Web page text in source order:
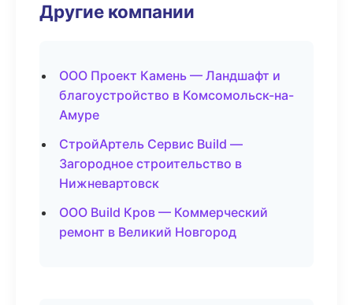
Другие компании
ООО Проект Камень — Ландшафт и
благоустройство в Комсомольск-на-
Амуре
СтройАртель Сервис Build —
Загородное строительство в
Нижневартовск
ООО Build Кров — Коммерческий
ремонт в Великий Новгород